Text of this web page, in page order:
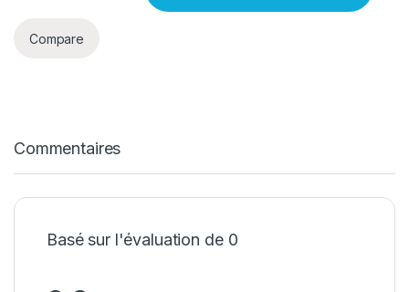
Compare
Commentaires
Basé sur l'évaluation de 0